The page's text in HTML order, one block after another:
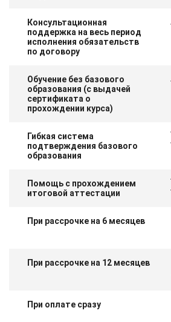
Консультационная
поддержка на весь период
исполнения обязательств
по договору
Обучение без базового
образования (с выдачей
сертификата о
прохождении курса)
Гибкая система
подтверждения базового
образования
Помощь с прохождением
итоговой аттестации
При рассрочке на 6 месяцев
При рассрочке на 12 месяцев
При оплате сразу